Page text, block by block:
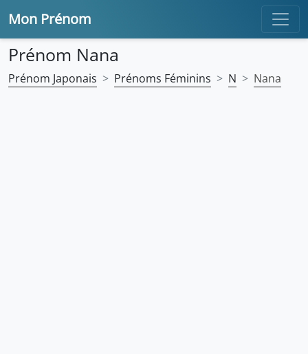
Mon Prénom
Prénom Nana
Prénom Japonais Prénoms Féminins N Nana